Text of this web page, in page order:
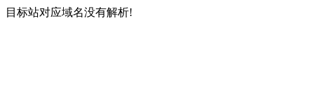
目标站对应域名没有解析!